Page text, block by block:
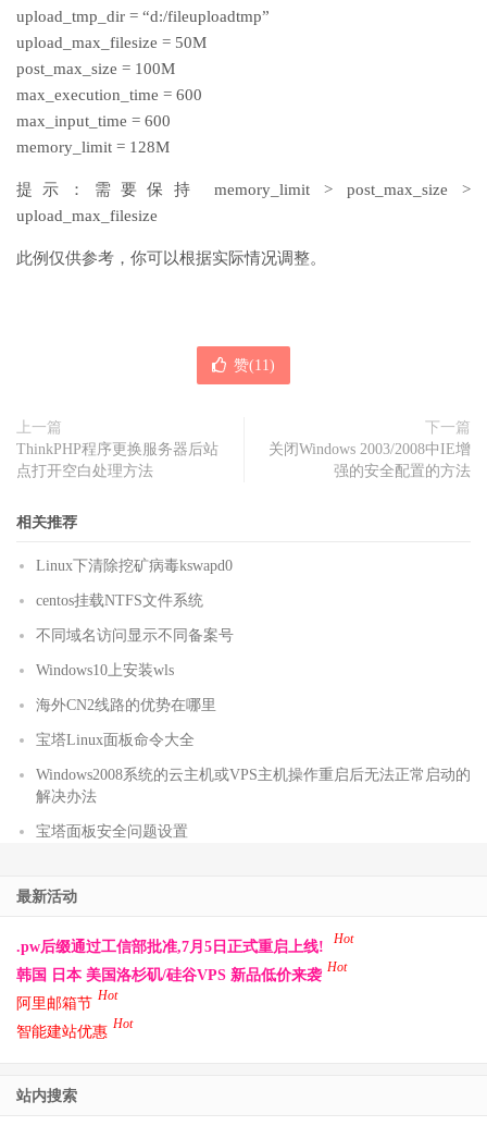
upload_tmp_dir = “d:/fileuploadtmp”
upload_max_filesize = 50M
post_max_size = 100M
max_execution_time = 600
max_input_time = 600
memory_limit = 128M
提示：需要保持 memory_limit > post_max_size >
upload_max_filesize
此例仅供参考，你可以根据实际情况调整。
赞(11)
上一篇
ThinkPHP程序更换服务器后站
点打开空白处理方法
下一篇
关闭Windows 2003/2008中IE增
强的安全配置的方法
相关推荐
Linux下清除挖矿病毒kswapd0
centos挂载NTFS文件系统
不同域名访问显示不同备案号
Windows10上安装wls
海外CN2线路的优势在哪里
宝塔Linux面板命令大全
Windows2008系统的云主机或VPS主机操作重启后无法正常启动的
解决办法
宝塔面板安全问题设置
最新活动
.pw后缀通过工信部批准,7月5日正式重启上线! Hot
韩国 日本 美国洛杉矶/硅谷VPS 新品低价来袭 Hot
阿里邮箱节 Hot
智能建站优惠 Hot
站内搜索